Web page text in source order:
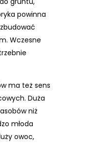
powinna
Wczesne
ma też sens
Duża
niż
młoda
owoc,